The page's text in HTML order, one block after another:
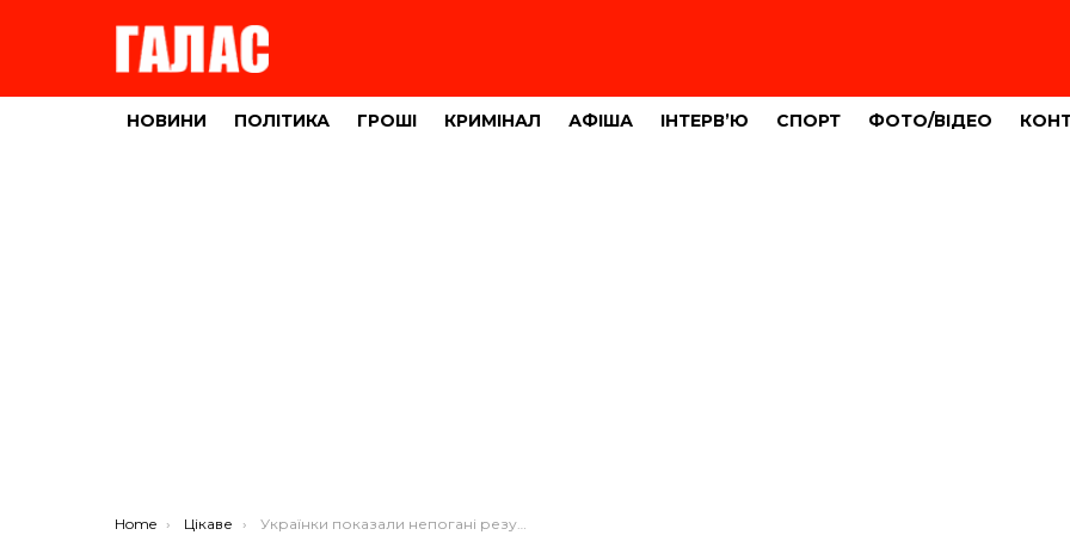
НОВИНИ ПОЛІТИКА ГРОШІ КРИМІНАЛ АФІША ІНТЕРВ’Ю СПОРТ ФОТО/ВІДЕО
You are here:
Home Цікаве Українки показали непогані результати на індивідуальній гонці